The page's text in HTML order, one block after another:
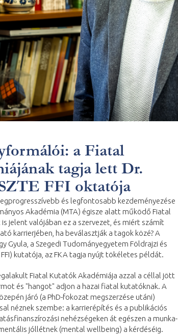
a Fiatal
tagja lett Dr.
FFI oktatója
és legfontosabb kezdeményezése
Akadémia (MTA) égisze alatt működő Fiatal
jelent valójában ez a szervezet, és miért számít
karrierjében, ha beválasztják a tagok közé? A
Gyula, a Szegedi Tudományegyetem Földrajzi és
kutatója, az FKA tagja nyújt tökéletes példát.
Fiatal Kutatók Akadémiája azzal a céllal jött
és "hangot" adjon a hazai fiatal kutatóknak. A
járó (a PhD-fokozat megszerzése utáni)
néznek szembe: a karrierépítés és a publikációs
nehézségeken át egészen a munka-
jóllétnek (mental wellbeing) a kérdéséig.